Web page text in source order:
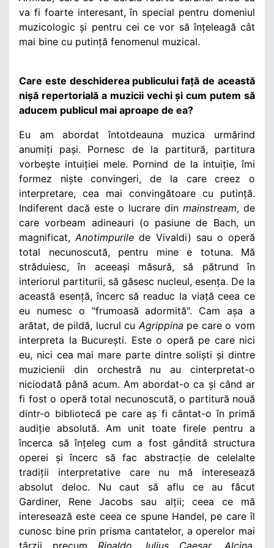
va fi foarte interesant, în special pentru domeniul
muzicologic și pentru cei ce vor să înțeleagă cât
mai bine cu putință fenomenul muzical.
Care este deschiderea publicului față de această
nișă repertorială a muzicii vechi și cum putem să
aducem publicul mai aproape de ea?
Eu am abordat întotdeauna muzica urmărind
anumiți pași. Pornesc de la partitură, partitura
vorbește intuiției mele. Pornind de la intuiție, îmi
formez niște convingeri, de la care creez o
interpretare, cea mai convingătoare cu putință.
Indiferent dacă este o lucrare din mainstream, de
care vorbeam adineauri (o pasiune de Bach, un
magnificat,Anotimpurile de Vivaldi) sau o operă
total necunoscută, pentru mine e totuna. Mă
străduiesc, în aceeași măsură, să pătrund în
interiorul partiturii, să găsesc nucleul, esența. De la
această esență, încerc să readuc la viață ceea ce
eu numesc o "frumoasă adormită". Cam așa a
arătat, de pildă, lucrul cu Agrippina pe care o vom
interpreta la București. Este o operă pe care nici
eu, nici cea mai mare parte dintre soliști și dintre
muzicienii din orchestră nu au cinterpretat-o
niciodată până acum. Am abordat-o ca și când ar
fi fost o operă total necunoscută, o partitură nouă
dintr-o bibliotecă pe care aș fi cântat-o în primă
audiție absolută. Am unit toate firele pentru a
încerca să înțeleg cum a fost gândită structura
operei și încerc să fac abstracție de celelalte
tradiții interpretative care nu mă interesează
absolut deloc. Nu caut să aflu ce au făcut
Gardiner, Rene Jacobs sau alții; ceea ce mă
interesează este ceea ce spune Handel, pe care îl
cunosc bine prin prisma cantatelor, a operelor mai
târzii precum Rinaldo, Iulius Caesar,Alcina,